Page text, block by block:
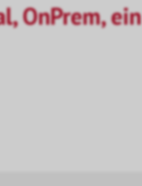
OnPrem, ein